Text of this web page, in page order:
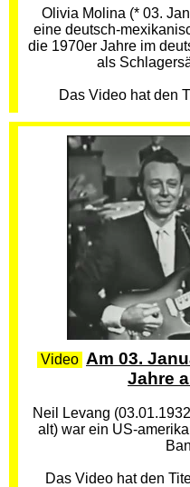
Olivia Molina (* 03.
eine deutsch-
die 1970er Jahre im
als
Das Video hat den
Video Am 03.
Jahre
Neil Levang
alt) war ein US-
Das Video hat den